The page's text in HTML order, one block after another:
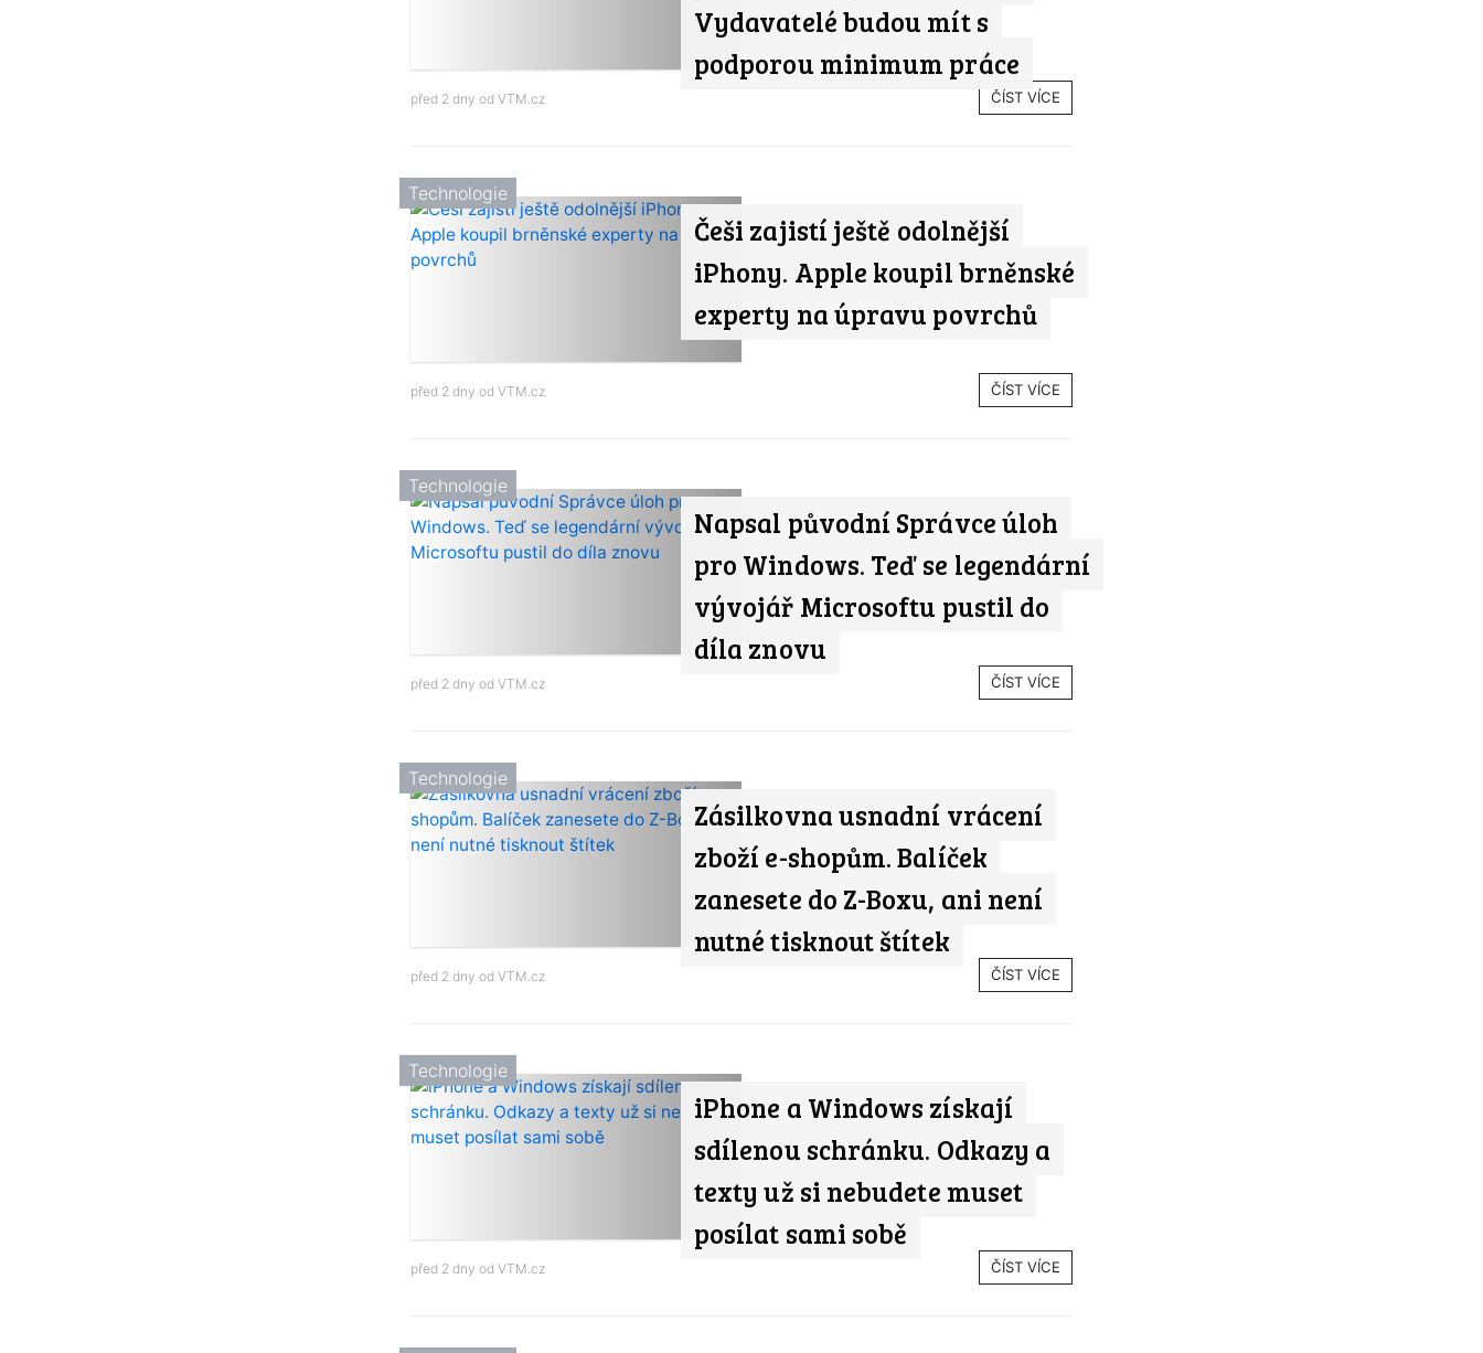
Vydavatelé budou mít s
podporou minimum práce
před 2 dny od VTM.cz ČÍST VÍCE
Češi zajistí ještě odolnější
iPhony. Apple koupil brněnské
experty na úpravu povrchů
Technologie
před 2 dny od VTM.cz ČÍST VÍCE
Napsal původní Správce úloh
pro Windows. Teď se legendární
vývojář Microsoftu pustil do
díla znovu
Technologie
před 2 dny od VTM.cz ČÍST VÍCE
Zásilkovna usnadní vrácení
zboží e-shopům. Balíček
zanesete do Z-Boxu, ani není
nutné tisknout štítek
Technologie
před 2 dny od VTM.cz ČÍST VÍCE
iPhone a Windows získají
sdílenou schránku. Odkazy a
texty už si nebudete muset
posílat sami sobě
Technologie
před 2 dny od VTM.cz ČÍST VÍCE